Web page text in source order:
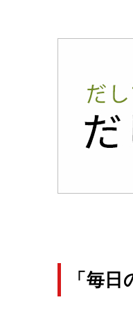
「毎